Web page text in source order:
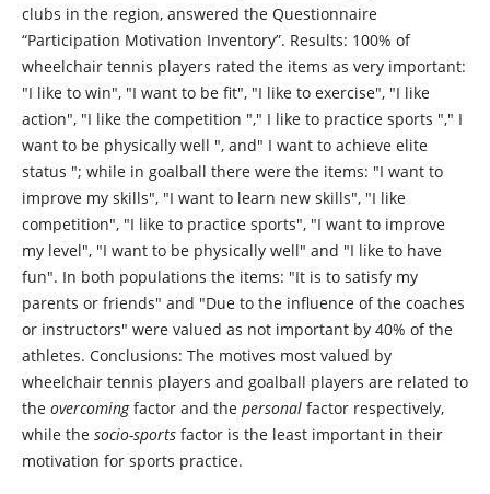
clubs in the region, answered the Questionnaire
“Participation Motivation Inventory”. Results: 100% of
wheelchair tennis players rated the items as very important:
"I like to win", "I want to be fit", "I like to exercise", "I like
action", "I like the competition "," I like to practice sports "," I
want to be physically well ", and" I want to achieve elite
status "; while in goalball there were the items: "I want to
improve my skills", "I want to learn new skills", "I like
competition", "I like to practice sports", "I want to improve
my level", "I want to be physically well" and "I like to have
fun". In both populations the items: "It is to satisfy my
parents or friends" and "Due to the influence of the coaches
or instructors" were valued as not important by 40% of the
athletes. Conclusions: The motives most valued by
wheelchair tennis players and goalball players are related to
the overcomingfactor and the personalfactor respectively,
while the socio-sportsfactor is the least important in their
motivation for sports practice.